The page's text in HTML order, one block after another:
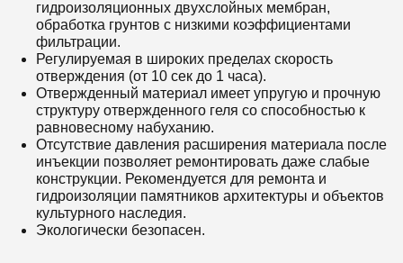
гидроизоляционных двухслойных мембран,
обработка грунтов с низкими коэффициентами
фильтрации.
Регулируемая в широких пределах скорость
отверждения (от 10 сек до 1 часа).
Отвержденный материал имеет упругую и прочную
структуру отвержденного геля со способностью к
равновесному набуханию.
Отсутствие давления расширения материала после
инъекции позволяет ремонтировать даже слабые
конструкции. Рекомендуется для ремонта и
гидроизоляции памятников архитектуры и объектов
культурного наследия.
Экологически безопасен.